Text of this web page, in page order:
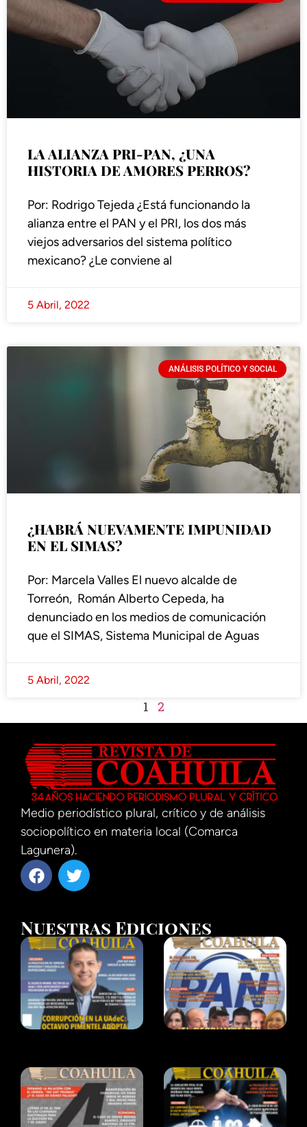
LA ALIANZA PRI-PAN, ¿UNA
HISTORIA DE AMORES PERROS?
Por: Rodrigo Tejeda ¿Está funcionando la
alianza entre el PAN y el PRI, los dos más
viejos adversarios del sistema político
mexicano? ¿Le conviene al
5 Abril, 2022
ANÁLISIS POLÍTICO Y SOCIAL
¿HABRÁ NUEVAMENTE IMPUNIDAD
EN EL SIMAS?
Por: Marcela Valles El nuevo alcalde de
Torreón, Román Alberto Cepeda, ha
denunciado en los medios de comunicación
que el SIMAS, Sistema Municipal de Aguas
5 Abril, 2022
1 2
Medio periodístico plural, crítico y de análisis
sociopolítico en materia local (Comarca
Lagunera).
Nuestras Ediciones